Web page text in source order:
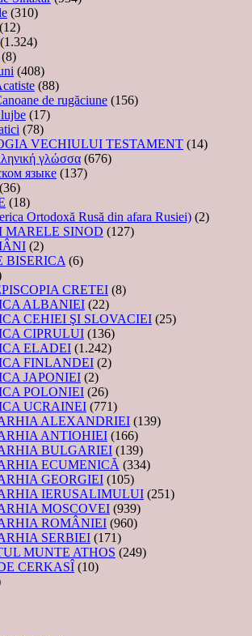
(310)
(12)
(1.324)
(8)
(408)
(88)
de rugăciune (156)
(17)
(78)
VECHIULUI TESTAMENT (14)
γλώσσα (676)
языке (137)
(36)
(18)
Ortodoxă Rusă din afara Rusiei) (2)
MARELE SINOD (127)
(2)
BISERICA (6)
CRETEI (8)
ALBANIEI (22)
CEHIEI ŞI SLOVACIEI (25)
CIPRULUI (136)
ELADEI (1.242)
FINLANDEI (2)
JAPONIEI (2)
POLONIEI (26)
UCRAINEI (771)
ALEXANDRIEI (139)
ANTIOHIEI (166)
BULGARIEI (139)
ECUMENICĂ (334)
GEORGIEI (105)
IERUSALIMULUI (251)
MOSCOVEI (939)
ROMÂNIEI (960)
SERBIEI (171)
MUNTE ATHOS (249)
CERKASÎ (10)